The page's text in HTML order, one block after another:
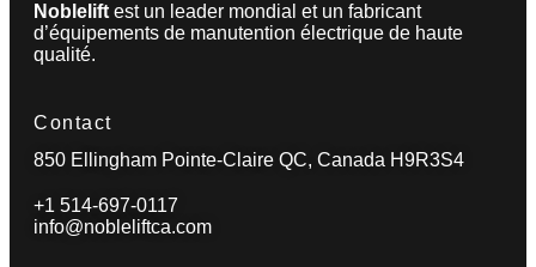
Noblelift est un leader mondial et un fabricant
d’équipements de manutention électrique de haute
qualité.
Contact
850 Ellingham Pointe-Claire QC, Canada H9R3S4
+1 514-697-0117
info@nobleliftca.com